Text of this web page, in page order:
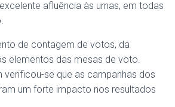
afluência às urnas, em todas
de contagem de votos, da
elementos das mesas de voto.
verificou-se que as campanhas dos
um forte impacto nos resultados